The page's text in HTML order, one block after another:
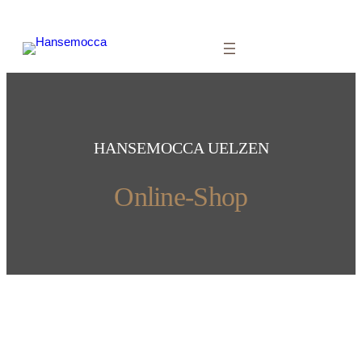
HANSEMOCCA UELZEN
Online-Shop